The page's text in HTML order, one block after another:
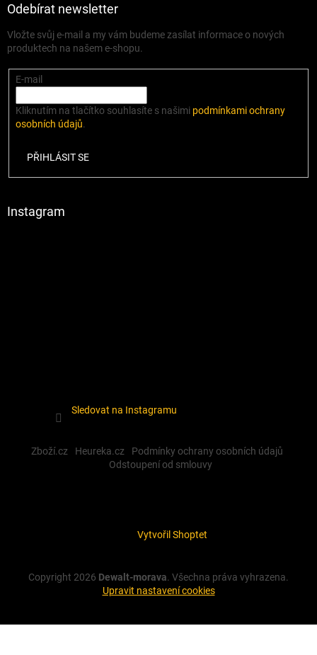
Odebírat newsletter
Vložte svůj e-mail a my vám budeme zasílat informace o nových
produktech na našem e-shopu.
E-mail
Kliknutím na tlačítko souhlasíte s našimi podmínkami ochrany
osobních údajů.
PŘIHLÁSIT SE
Instagram
Sledovat na Instagramu
Zboží.cz Heureka.cz
Podmínky ochrany osobních údajů
Odstoupení od smlouvy
Vytvořil Shoptet
Copyright 2026 Dewalt-morava. Všechna práva vyhrazena.
Upravit nastavení cookies